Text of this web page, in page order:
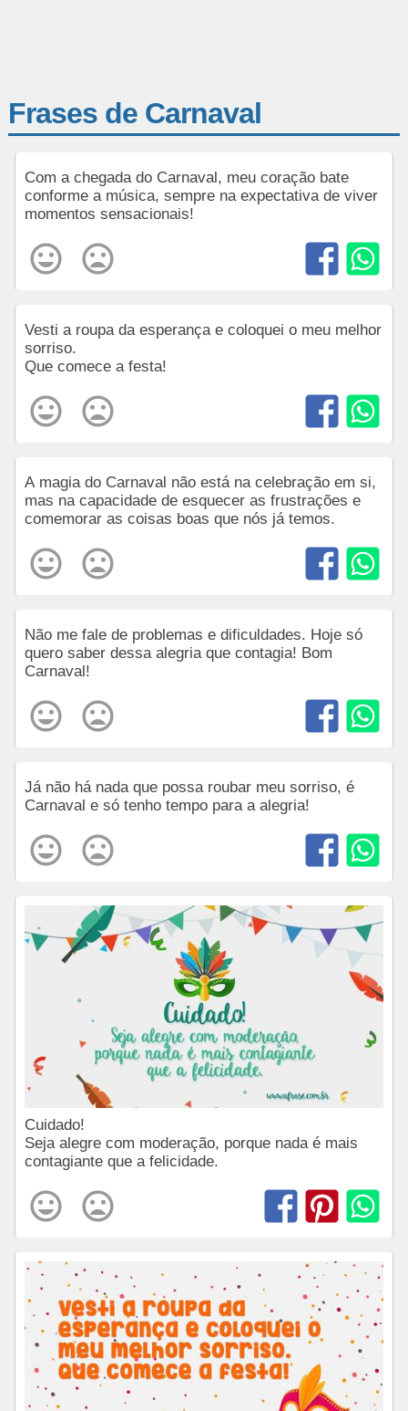
Frases de Carnaval
Com a chegada do Carnaval, meu coração bate
conforme a música, sempre na expectativa de viver
momentos sensacionais!
Vesti a roupa da esperança e coloquei o meu melhor
sorriso.
Que comece a festa!
A magia do Carnaval não está na celebração em si,
mas na capacidade de esquecer as frustrações e
comemorar as coisas boas que nós já temos.
Não me fale de problemas e dificuldades. Hoje só
quero saber dessa alegria que contagia! Bom
Carnaval!
Já não há nada que possa roubar meu sorriso, é
Carnaval e só tenho tempo para a alegria!
Cuidado!
Seja alegre com moderação, porque nada é mais
contagiante que a felicidade.